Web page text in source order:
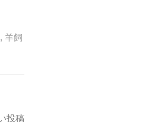
, 羊飼
投稿